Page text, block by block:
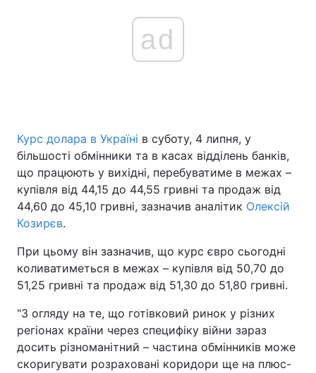
ad
Курс долара в Україні в суботу, 4 липня, у
більшості обмінники та в касах відділень банків,
що працюють у вихідні, перебуватиме в межах –
купівля від 44,15 до 44,55 гривні та продаж від
44,60 до 45,10 гривні, зазначив аналітик Олексій
Козирєв.
При цьому він зазначив, що курс євро сьогодні
коливатиметься в межах – купівля від 50,70 до
51,25 гривні та продаж від 51,30 до 51,80 гривні.
"З огляду на те, що готівковий ринок у різних
регіонах країни через специфіку війни зараз
досить різноманітний – частина обмінників може
скоригувати розраховані коридори ще на плюс-